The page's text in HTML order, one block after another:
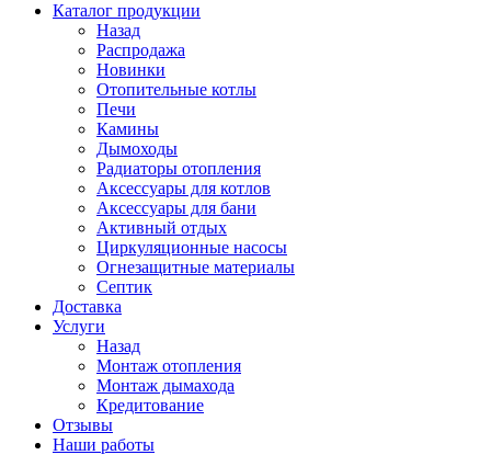
Каталог продукции
Назад
Распродажа
Новинки
Отопительные котлы
Печи
Камины
Дымоходы
Радиаторы отопления
Аксессуары для котлов
Аксессуары для бани
Активный отдых
Циркуляционные насосы
Огнезащитные материалы
Септик
Доставка
Услуги
Назад
Монтаж отопления
Монтаж дымахода
Кредитование
Отзывы
Наши работы